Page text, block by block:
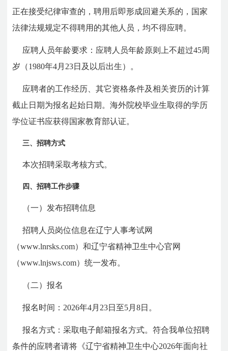
正在接受纪律审查的，聘用后即形成回避关系的，国家
法律法规规定不得聘用的其他人员，均不得应聘。
应聘人员年龄要求：应聘人员年龄原则上不超过45周
岁（1980年4月23日及以后出生）。
应聘者的工作经历、其它资格条件及相关资历的计算
截止日期为报名起始日期。海外院校毕业生取得的学历
学位证书应获得国家教育部认证。
三、招聘方式
本次招聘采取考核方式。
四、招聘工作步骤
（一）发布招聘信息
招聘人员岗位信息在辽宁人事考试网
（www.lnrsks.com）和辽宁省精神卫生中心官网
（www.lnjsws.com）统一发布。
（二）报名
报名时间：2026年4月23日至5月8日。
报名方式：采取电子邮箱报名方式。符合我单位招聘
条件的应聘者请将《辽宁省精神卫生中心2026年面向社